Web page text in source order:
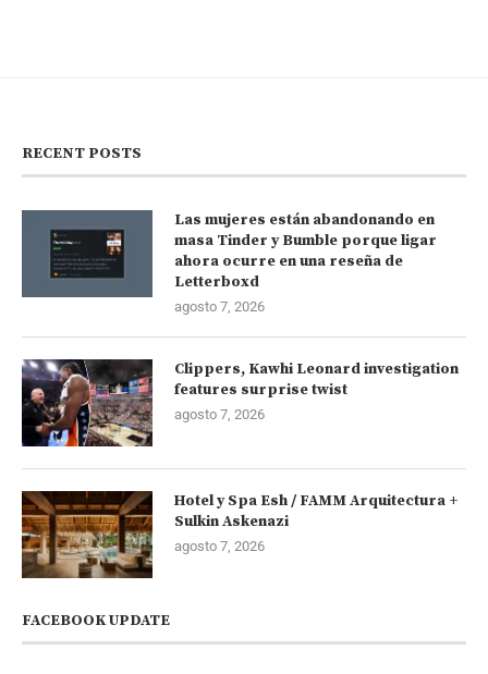
RECENT POSTS
Las mujeres están abandonando en
masa Tinder y Bumble porque ligar
ahora ocurre en una reseña de
Letterboxd
agosto 7, 2026
Clippers, Kawhi Leonard investigation
features surprise twist
agosto 7, 2026
Hotel y Spa Esh / FAMM Arquitectura +
Sulkin Askenazi
agosto 7, 2026
FACEBOOK UPDATE